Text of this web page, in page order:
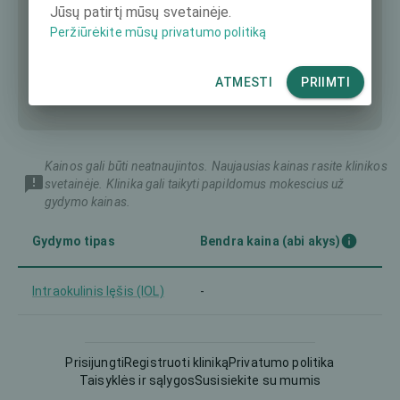
Kainos gali būti neatnaujintos. Naujausias kainas rasite klinikos
svetainėje. Klinika gali taikyti papildomus mokescius už
gydymo kainas.
Gydymo tipas Bendra kaina (abi akys)
Intraokulinis lęšis (IOL) -
PrisijungtiRegistruoti klinikąPrivatumo politika
Taisyklės ir sąlygosSusisiekite su mumis
Jūsų patirtį mūsų svetainėje.
Peržiūrėkite mūsų privatumo politiką
ATMESTI PRIIMTI